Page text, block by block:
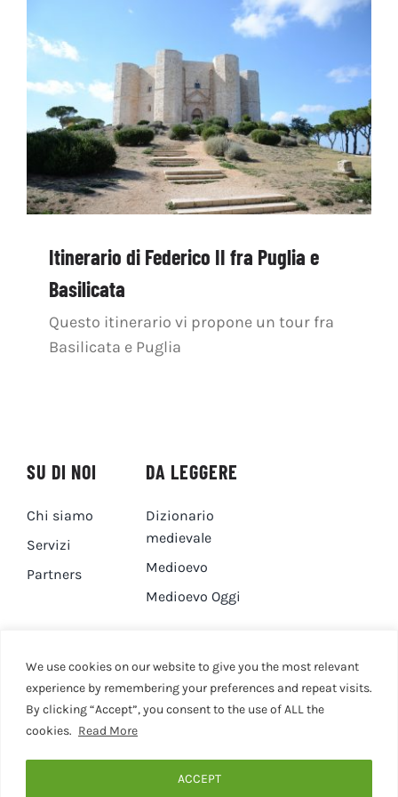
We use cookies on our website to give you the most relevant
experience by remembering your preferences and repeat visits.
By clicking “Accept”, you consent to the use of ALL the
cookies. Read More
ACCEPT
CONTATTI
per:
Itinerario di Federico II fra Puglia e
Basilicata
Questo itinerario vi propone un tour fra
Basilicata e Puglia
SU DI NOI
Chi siamo
Servizi
Partners
DA LEGGERE
Dizionario
medievale
Medioevo
Medioevo Oggi
DA GUARDARE
Canale YouTube
CONTATTI
Contatti